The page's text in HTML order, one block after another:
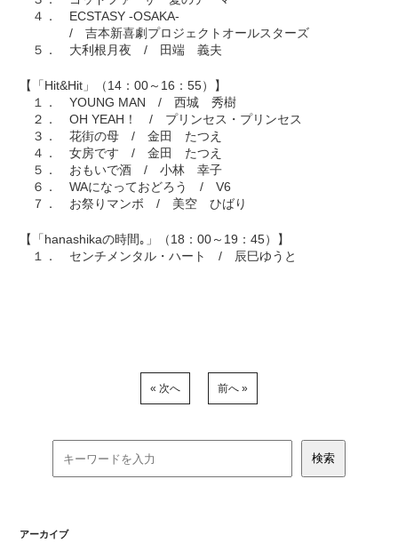
４． ECSTASY -OSAKA-
/ 吉本新喜劇プロジェクトオールスターズ
５． 大利根月夜 / 田端 義夫
【「Hit&Hit」（14：00～16：55）】
１． YOUNG MAN / 西城 秀樹
２． OH YEAH！ / プリンセス・プリンセス
３． 花街の母 / 金田 たつえ
４． 女房です / 金田 たつえ
５． おもいで酒 / 小林 幸子
６． WAになっておどろう / V6
７． お祭りマンボ / 美空 ひばり
【「hanashikaの時間｡」（18：00～19：45）】
１． センチメンタル・ハート / 辰巳ゆうと
« 次へ 前へ »
アーカイブ